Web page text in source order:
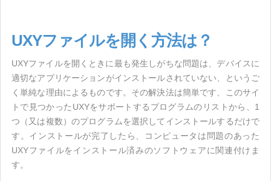
UXYファイルを開く方法は？
UXYファイルを開くときに最も発生しがちな問題は、デバイスに
適切なアプリケーションがインストールされていない、というご
く単純な理由によるものです。その解決法は簡単です、このサイ
トで見つかったUXYをサポートするプログラムのリストから、1
つ（又は複数）のプログラムを選択してインストールするだけで
す。インストールが完了したら、コンピュータは問題のあった
UXYファイルをインストール済みのソフトウェアに関連付けま
す。